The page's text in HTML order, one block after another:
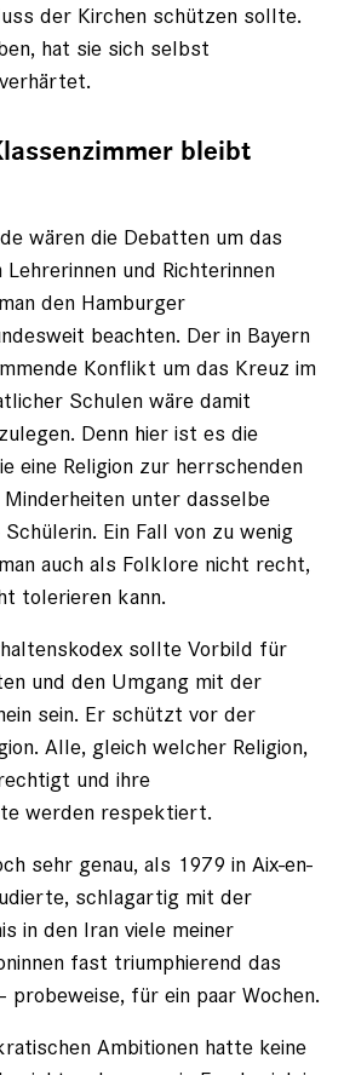
der Kirchen schützen sollte.
hat sie sich selbst
bleibt
wären die Debatten um das
und Richterinnen
den Hamburger
beachten. Der in Bayern
Konflikt um das Kreuz im
Schulen wäre damit
Denn hier ist es die
eine Religion zur herrschenden
unter dasselbe
Ein Fall von zu wenig
auch als Folklore nicht recht,
tolerieren kann.
sollte Vorbild für
und den Umgang mit der
sein. Er schützt vor der
­Alle, gleich welcher Religion,
und ihre
werden respektiert.
sehr genau, als 1979 in Aix-en-
schlagartig mit der
in den Iran viele meiner
fast triumphierend das
probeweise, für ein paar Wochen.
­Ambitionen hatte keine